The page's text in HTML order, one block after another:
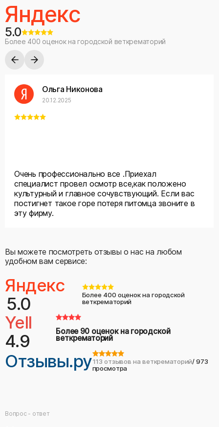
Яндекс
5.0
Более 400 оценок на городской веткрематорий
Ольга Никонова
20.12.2025
Очень профессионально все .Приехал
специалист провел осмотр все,как положено
культурный и главное сочувствующий. Если вас
постигнет такое горе потеря питомца звоните в
эту фирму.
Вы можете посмотреть отзывы о нас на любом
удобном вам сервисе:
Яндекс
5.0
Более 400 оценок на городской
веткрематорий
Отзывы.ру113 отзывов на веткрематорий/ 973
просмотра
Yell
4.9
Более 90 оценок на городской
веткрематорий
Вопрос - ответ